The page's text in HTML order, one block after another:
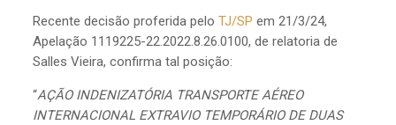
Recente decisão proferida peloTJ/SP em 21/3/24,
Apelação 1119225-22.2022.8.26.0100, de relatoria de
Salles Vieira, confirma tal posição:
“AÇÃO INDENIZATÓRIA TRANSPORTE AÉREO
INTERNACIONAL EXTRAVIO TEMPORÁRIO DE DUAS